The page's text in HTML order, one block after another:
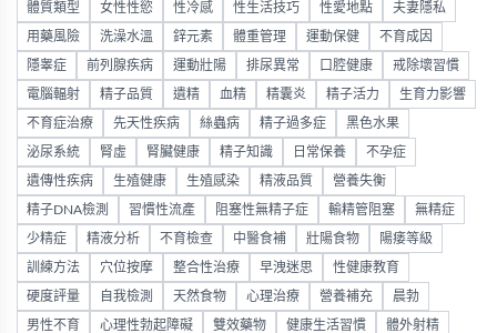
體質類型 女性性慾 性冷感 性生活技巧 性愛地點 夫妻隱私
用藥風險 洗澡水溫 鋅元素 體重管理 運動保健 不育成因
隱睾症 前列腺疾病 運動壯陽 排尿異常 口腔健康 戒除壞習慣
電腦輻射 精子品質 遺精 血精 精囊炎 精子活力 生育力影響
不育症治療 先天性疾病 絲蟲病 精子過多症 黑色水果
泌尿系統 腎虛 腎臟健康 精子知識 日常保養 不孕症
遺傳性疾病 生殖健康 生殖感染 精液品質 營養失衡
精子DNA檢測 習慣性流產 阻塞性無精子症 輸精管阻塞 無精症
少精症 精液分析 不育檢查 中醫食補 壯陽食物 陽痿等級
訓練方法 穴位按摩 整合性治療 早洩迷思 性健康教育
硬度評量 自我檢測 天然食物 心理治療 營養補充 晨勃
男性不育 心理性勃起障礙 雙效藥物 健康生活習慣 體外射精